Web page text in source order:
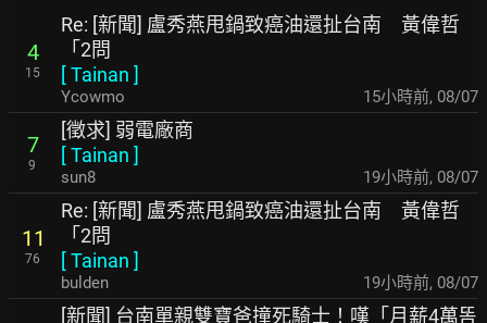
4
15
Re: [新聞] 盧秀燕甩鍋致癌油還扯台南 黃偉哲
「2問
[Tainan ]
Ycowmo 15小時前, 08/07
7
9
[徵求] 弱電廠商
[Tainan ]
sun8 19小時前, 08/07
11
76
Re: [新聞] 盧秀燕甩鍋致癌油還扯台南 黃偉哲
「2問
[Tainan ]
bulden 19小時前, 08/07
[新聞] 台南單親雙寶爸撞死騎士！嘆「月薪4萬똠